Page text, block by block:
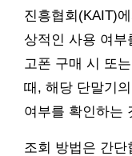
진흥협회(KAIT)
상적인 사용 여
고폰 구매 시 또
때, 해당 단말기
여부를 확인하는
조회 방법은 간